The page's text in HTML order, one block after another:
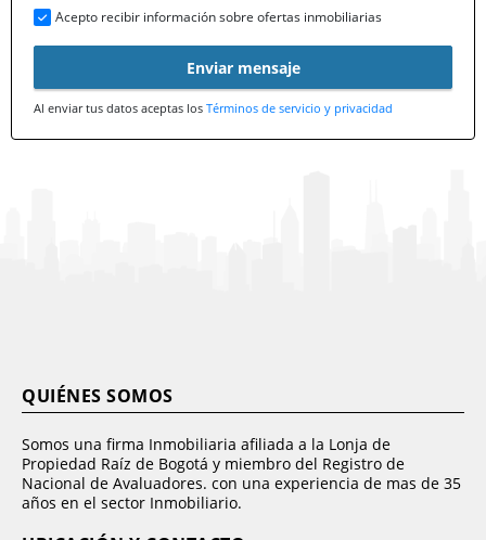
Acepto recibir información sobre ofertas inmobiliarias
Enviar mensaje
Al enviar tus datos aceptas los Términos de servicio y privacidad
QUIÉNES SOMOS
Somos una firma Inmobiliaria afiliada a la Lonja de
Propiedad Raíz de Bogotá y miembro del Registro de
Nacional de Avaluadores. con una experiencia de mas de 35
años en el sector Inmobiliario.